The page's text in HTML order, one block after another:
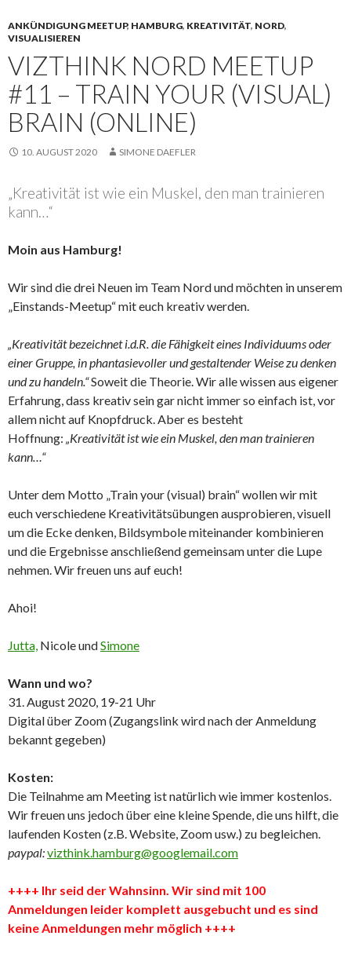
ANKÜNDIGUNG MEETUP, HAMBURG, KREATIVITÄT, NORD,
VISUALISIEREN
VIZTHINK NORD MEETUP
#11 – TRAIN YOUR (VISUAL)
BRAIN (ONLINE)
10. AUGUST 2020 SIMONE DAEFLER
„Kreativität ist wie ein Muskel, den man trainieren
kann…“
Moin aus Hamburg!
Wir sind die drei Neuen im Team Nord und möchten in unserem
„Einstands-Meetup“ mit euch kreativ werden.
„Kreativität bezeichnet i.d.R. die Fähigkeit eines Individuums oder
einer Gruppe, in phantasievoller und gestaltender Weise zu denken
und zu handeln.“Soweit die Theorie. Wir alle wissen aus eigener
Erfahrung, dass kreativ sein gar nicht immer so einfach ist, vor
allem nicht auf Knopfdruck. Aber es besteht
Hoffnung: „Kreativität ist wie ein Muskel, den man trainieren
kann…“
Unter dem Motto „Train your (visual) brain“ wollen wir mit
euch verschiedene Kreativitätsübungen ausprobieren, visuell
um die Ecke denken, Bildsymbole miteinander kombinieren
und die Ergebnisse anschließend gemeinsam unter die Lupe
nehmen. Wir freuen uns auf euch!
Ahoi!
Jutta, Nicole undSimone
Wann und wo?
31. August 2020, 19-21 Uhr
Digital über Zoom (Zugangslink wird nach der Anmeldung
bekannt gegeben)
Kosten:
Die Teilnahme am Meeting ist natürlich wie immer kostenlos.
Wir freuen uns jedoch über eine kleine Spende, die uns hilft, die
laufenden Kosten (z.B. Website, Zoom usw.) zu begleichen.
paypal:vizthink.hamburg@googlemail.com
++++ Ihr seid der Wahnsinn. Wir sind mit 100
Anmeldungen leider komplett ausgebucht und es sind
keine Anmeldungen mehr möglich ++++